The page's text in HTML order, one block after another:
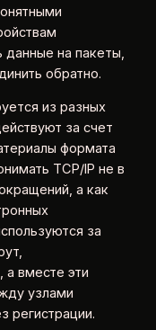
данные на пакеты,
обратно.
из разных
за счет
формата
TCP/IP не в
а как
за
а вместе эти
узлами
регистрации.